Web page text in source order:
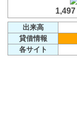
1,497
出来高
貸借情報
各サイト